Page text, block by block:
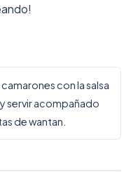
con la salsa
servir acompañado
de wantan.